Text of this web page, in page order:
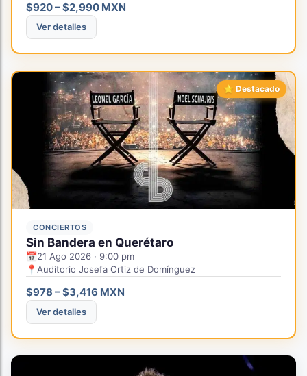
$920 – $2,990 MXN
Ver detalles
⭐ Destacado
CONCIERTOS
Sin Bandera en Querétaro
📅21 Ago 2026 · 9:00 pm
📍 Auditorio Josefa Ortiz de Domínguez
$978 – $3,416 MXN
Ver detalles